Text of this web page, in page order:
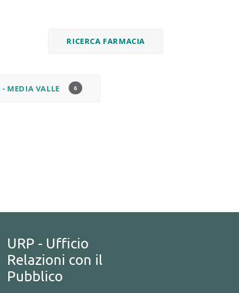
RICERCA FARMACIA
- MEDIA VALLE 6
URP - Ufficio
Relazioni con il
Pubblico